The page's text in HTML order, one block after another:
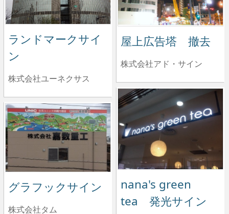
ランドマークサイ
ン
株式会社ユーネクサス
屋上広告塔 撤去
株式会社アド・サイン
nana's green
tea 発光サイン
グラフックサイン
株式会社タム